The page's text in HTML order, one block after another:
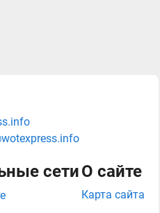
сетиО сайте
Карта сайта